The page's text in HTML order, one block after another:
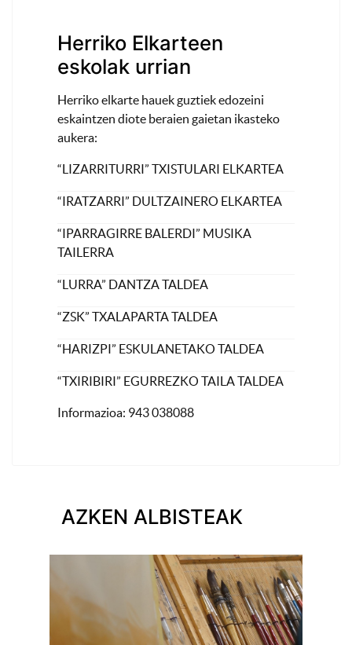
Herriko Elkarteen
eskolak urrian
Herriko elkarte hauek guztiek edozeini
eskaintzen diote beraien gaietan ikasteko
aukera:
“LIZARRITURRI” TXISTULARI ELKARTEA
“IRATZARRI” DULTZAINERO ELKARTEA
“IPARRAGIRRE BALERDI” MUSIKA
TAILERRA
“LURRA” DANTZA TALDEA
“ZSK” TXALAPARTA TALDEA
“HARIZPI” ESKULANETAKO TALDEA
“TXIRIBIRI” EGURREZKO TAILA TALDEA
Informazioa: 943 038088
AZKEN ALBISTEAK